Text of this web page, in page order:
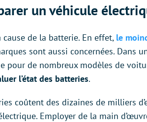
un véhicule
cause de la batterie. En effet, le
sont aussi concernées. Dans
pour de nombreux modèles de
l’état des batteries.
coûtent des dizaines de milliers
Employer de la main